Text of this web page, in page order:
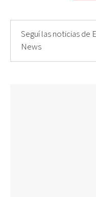
Seguí las noticias de
News